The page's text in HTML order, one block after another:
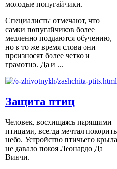
молодые попугайчики.
Специалисты отмечают, что
самки попугайчиков более
медленно поддаются обучению,
но в то же время слова они
произносят более четко и
грамотно. Да и ...
Защита птиц
Человек, восхищаясь парящими
птицами, всегда мечтал покорить
небо. Устройство птичьего крыла
не давало покоя Леонардо Да
Винчи.